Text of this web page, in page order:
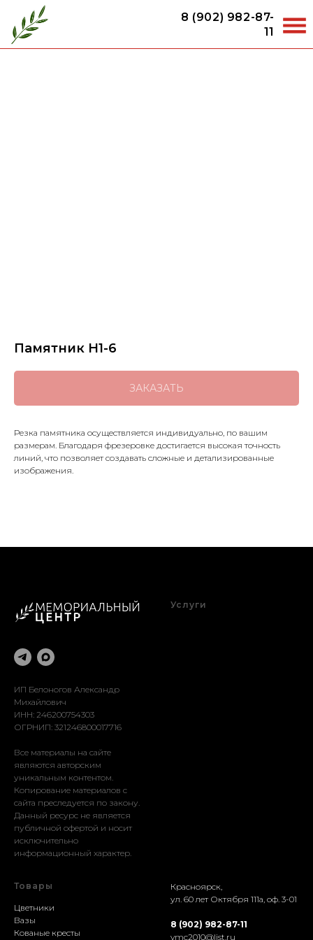
8 (902) 982-87-
11
Памятник H1-6
ЗАКАЗАТЬ
Резка памятника осуществляется индивидуально, по вашим
размерам. Благодаря фрезеровке достигается высокая точность
линий, что позволяет создавать сложные и детализированные
изображения.
ИП Белоногов Александр
Михайлович
ИНН: 246200754303
ОГРНИП: 321246800017716
Все материалы на сайте
являются авторским
уникальным контентом.
Копирование материалов с
сайта преследуется по закону.
Данный ресурс не является
публичной офертой и носит
исключительно
информационный характер.
Услуги
Товары
Цветники
Вазы
Кованые кресты
Красноярск,
ул. 60 лет Октября 111а, оф. 3-01
8 (902) 982-87-11
vmc2010@list.ru